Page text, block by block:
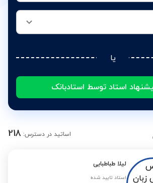
یا
استاد توسط استادبانک
اساتید در دسترس: 218
لیلا طباطبایی
استاد تایید شده